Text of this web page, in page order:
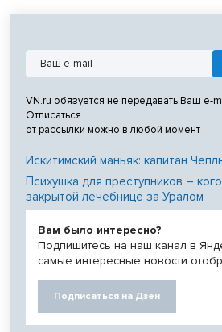
VN.ru обязуется не передавать Ваш e-
Отписаться
от рассылки можно в любой момент
Искитимский маньяк: капитан
Психушка для преступников –
закрытой лечебнице за Уралом
Вам было интересно?
Подпишитесь на наш канал в
самые интересные новости
Подписаться на Дзен